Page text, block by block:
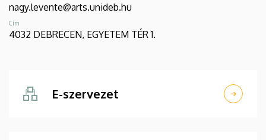
nagy.levente@arts.unideb.hu
Cím
4032 DEBRECEN, EGYETEM TÉR 1.
E-szervezet